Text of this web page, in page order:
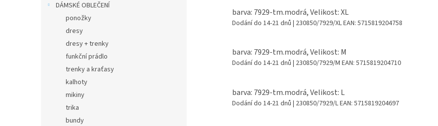
DÁMSKÉ OBLEČENÍ
ponožky
dresy
dresy + trenky
funkční prádlo
trenky a kraťasy
kalhoty
mikiny
trika
bundy
barva: 7929-tm.modrá, Velikost: XL
Dodání do 14-21 dnů | 230850/7929/XLEAN: 5715819204758
barva: 7929-tm.modrá, Velikost: M
Dodání do 14-21 dnů | 230850/7929/M EAN: 5715819204710
barva: 7929-tm.modrá, Velikost: L
Dodání do 14-21 dnů | 230850/7929/LEAN: 5715819204697